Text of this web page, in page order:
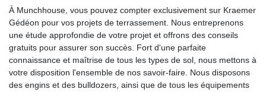
À Munchhouse, vous pouvez compter exclusivement sur Kraemer
Gédéon pour vos projets de terrassement. Nous entreprenons
une étude approfondie de votre projet et offrons des conseils
gratuits pour assurer son succès. Fort d'une parfaite
connaissance et maîtrise de tous les types de sol, nous mettons à
votre disposition l'ensemble de nos savoir-faire. Nous disposons
des engins et des bulldozers, ainsi que de tous les équipements